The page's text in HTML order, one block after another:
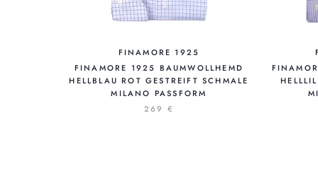
FINAMORE 1925
FINAMORE 1925 BAUMWOLLHEMD
HELLBLAU ROT GESTREIFT SCHMALE
MILANO PASSFORM
269 €